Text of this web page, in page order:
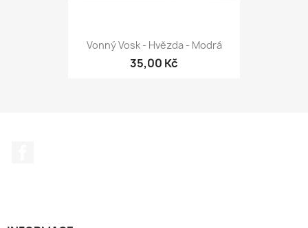
Vonný Vosk - Hvězda - Modrá
35,00 Kč